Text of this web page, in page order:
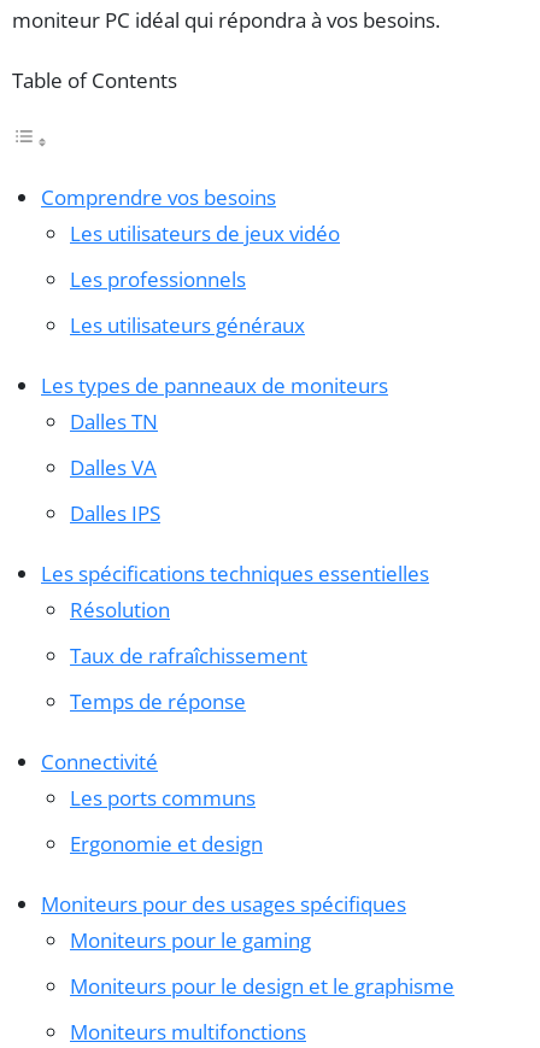
moniteur PC idéal qui répondra à vos besoins.
Table of Contents
Comprendre vos besoins
Les utilisateurs de jeux vidéo
Les professionnels
Les utilisateurs généraux
Les types de panneaux de moniteurs
Dalles TN
Dalles VA
Dalles IPS
Les spécifications techniques essentielles
Résolution
Taux de rafraîchissement
Temps de réponse
Connectivité
Les ports communs
Ergonomie et design
Moniteurs pour des usages spécifiques
Moniteurs pour le gaming
Moniteurs pour le design et le graphisme
Moniteurs multifonctions